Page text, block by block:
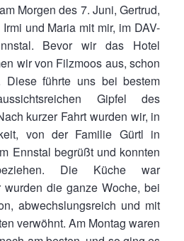
Morgen des 7. Juni, Gertrud,
und Maria mit mir, im DAV-
Bevor wir das Hotel
wir von Filzmoos aus, schon
Diese führte uns bei bestem
Gipfel des
kurzer Fahrt wurden wir, in
von der Familie Gürtl in
Ennstal begrüßt und konnten
Die Küche war
die ganze Woche, bei
abwechslungsreich und mit
verwöhnt. Am Montag waren